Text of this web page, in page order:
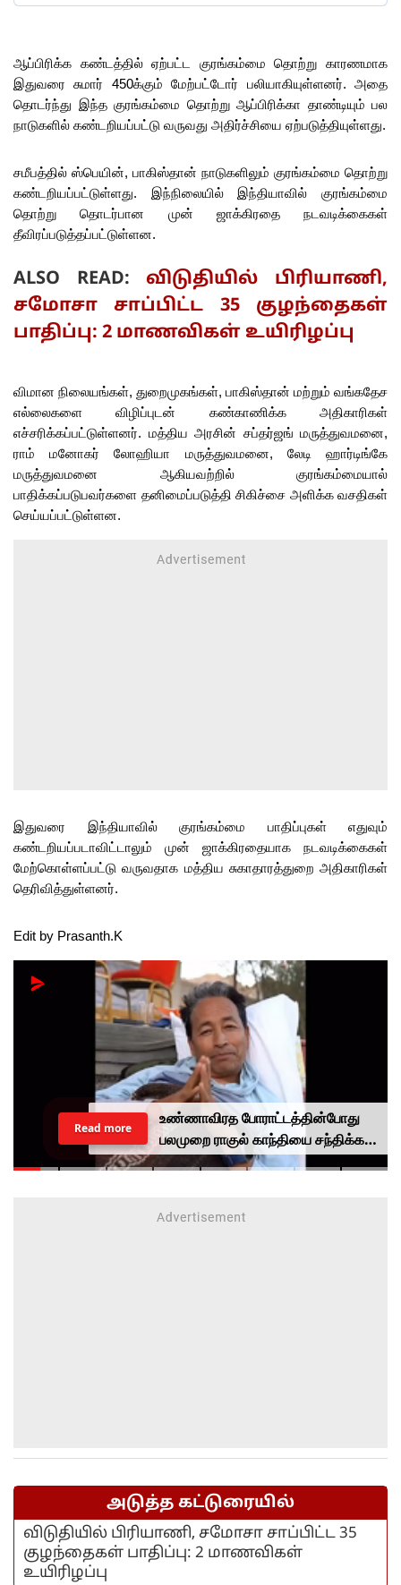
ஆப்பிரிக்க கண்டத்தில் ஏற்பட்ட குரங்கம்மை தொற்று காரணமாக
இதுவரை சுமார் 450க்கும் மேற்பட்டோர் பலியாகியுள்ளனர். அதை
தொடர்ந்து இந்த குரங்கம்மை தொற்று ஆப்பிரிக்கா தாண்டியும் பல
நாடுகளில் கண்டறியப்பட்டு வருவது அதிர்ச்சியை ஏற்படுத்தியுள்ளது.
சமீபத்தில் ஸ்பெயின், பாகிஸ்தான் நாடுகளிலும் குரங்கம்மை தொற்று
கண்டறியப்பட்டுள்ளது. இந்நிலையில் இந்தியாவில் குரங்கம்மை
தொற்று தொடர்பான முன் ஜாக்கிரதை நடவடிக்கைகள்
தீவிரப்படுத்தப்பட்டுள்ளன.
ALSO READ: விடுதியில் பிரியாணி,
சமோசா சாப்பிட்ட 35 குழந்தைகள்
பாதிப்பு: 2 மாணவிகள் உயிரிழப்பு
விமான நிலையங்கள், துறைமுகங்கள், பாகிஸ்தான் மற்றும் வங்கதேச
எல்லைகளை விழிப்புடன் கண்காணிக்க அதிகாரிகள்
எச்சரிக்கப்பட்டுள்ளனர். மத்திய அரசின் சப்தர்ஜங் மருத்துவமனை,
ராம் மனோகர் லோஹியா மருத்துவமனை, லேடி ஹார்டிங்கே
மருத்துவமனை ஆகியவற்றில் குரங்கம்மையால்
பாதிக்கப்படுபவர்களை தனிமைப்படுத்தி சிகிச்சை அளிக்க வசதிகள்
செய்யப்பட்டுள்ளன.
இதுவரை இந்தியாவில் குரங்கம்மை பாதிப்புகள் எதுவும்
கண்டறியப்படாவிட்டாலும் முன் ஜாக்கிரதையாக நடவடிக்கைகள்
மேற்கொள்ளப்பட்டு வருவதாக மத்திய சுகாதாரத்துறை அதிகாரிகள்
தெரிவித்துள்ளனர்.
Edit by Prasanth.K
உண்ணாவிரத போராட்டத்தின்போது
பலமுறை ராகுல் காந்தியை சந்திக்க
முயன்றாரா சோனம் வாங்சுக்
Read more
அடுத்த கட்டுரையில்
விடுதியில் பிரியாணி, சமோசா சாப்பிட்ட 35
குழந்தைகள் பாதிப்பு: 2 மாணவிகள்
உயிரிழப்பு